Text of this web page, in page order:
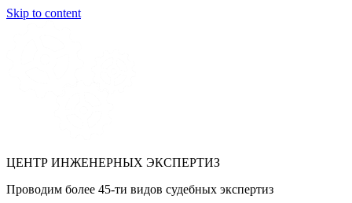
Skip to content
ЦЕНТР ИНЖЕНЕРНЫХ ЭКСПЕРТИЗ
Проводим более 45-ти видов судебных экспертиз